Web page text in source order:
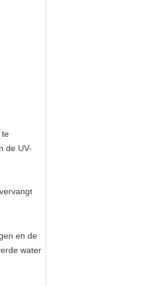
te
de UV-
en de
water